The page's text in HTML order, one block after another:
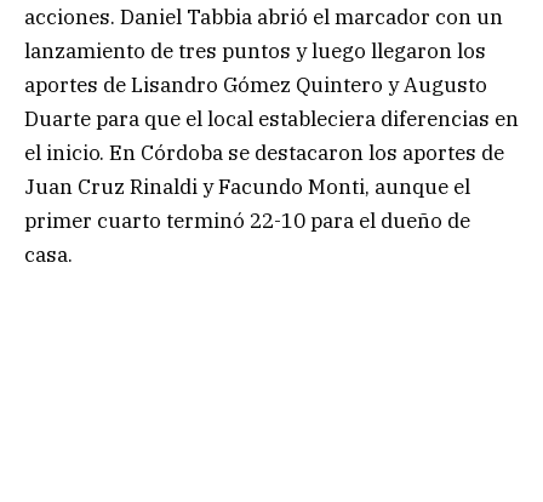
acciones. Daniel Tabbia abrió el marcador con un
lanzamiento de tres puntos y luego llegaron los
aportes de Lisandro Gómez Quintero y Augusto
Duarte para que el local estableciera diferencias en
el inicio. En Córdoba se destacaron los aportes de
Juan Cruz Rinaldi y Facundo Monti, aunque el
primer cuarto terminó 22-10 para el dueño de
casa.